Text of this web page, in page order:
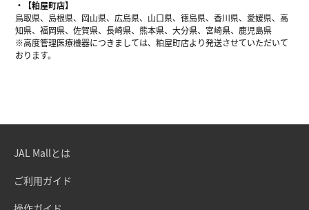
【粕屋町店】
鳥取県、島根県、岡山県、広島県、山口県、徳島県、香川県、愛媛県、高
知県、福岡県、佐賀県、長崎県、熊本県、大分県、宮崎県、鹿児島県
※高度管理医療機器につきましては、粕屋町店より発送させていただいて
おります。
JAL Mallとは
ご利用ガイド